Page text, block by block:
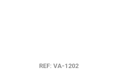
REF: VA-1202